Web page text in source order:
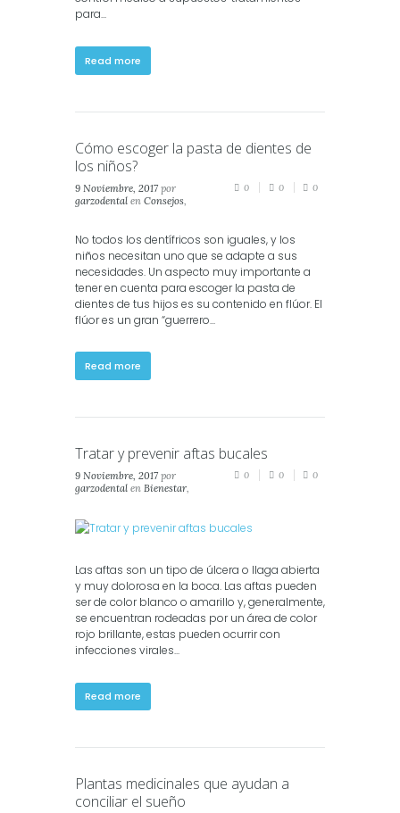
para...
Read more
Cómo escoger la pasta de dientes de
los niños?
9 Noviembre, 2017 por
garzodental en Consejos
0 0 0
No todos los dentífricos son iguales, y los
niños necesitan uno que se adapte a sus
necesidades. Un aspecto muy importante a
tener en cuenta para escoger la pasta de
dientes de tus hijos es su contenido en flúor. El
flúor es un gran “guerrero...
Read more
Tratar y prevenir aftas bucales
9 Noviembre, 2017 por
garzodental en Bienestar,
0 0 0
Las aftas son un tipo de úlcera o llaga abierta
y muy dolorosa en la boca. Las aftas pueden
ser de color blanco o amarillo y, generalmente,
se encuentran rodeadas por un área de color
rojo brillante, estas pueden ocurrir con
infecciones virales...
Read more
Plantas medicinales que ayudan a
conciliar el sueño